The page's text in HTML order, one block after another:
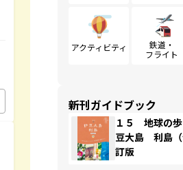
アクティビティ
鉄道・
フライト
新刊ガイドブック
１５ 地球の
豆大島 利島
訂版